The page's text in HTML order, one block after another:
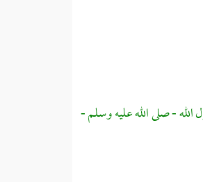
- صلى الله عليه وسلم -